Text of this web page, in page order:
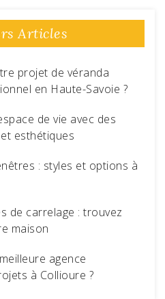
Articles
projet de véranda
en Haute-Savoie ?
de vie avec des
esthétiques
: styles et options à
de carrelage : trouvez
maison
agence
à Collioure ?